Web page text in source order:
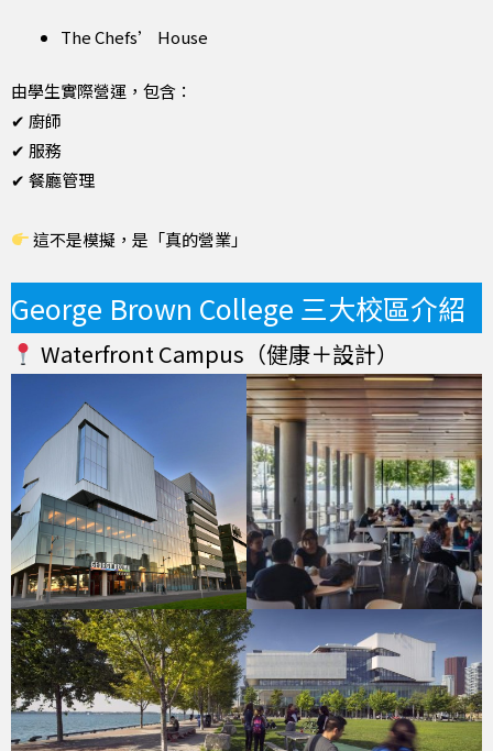
The Chefs’ House
由學生實際營運，包含：
✔ 廚師
✔ 服務
✔ 餐廳管理
這不是模擬，是「真的營業」
George Brown College 三大校區介紹
Waterfront Campus（健康＋設計）